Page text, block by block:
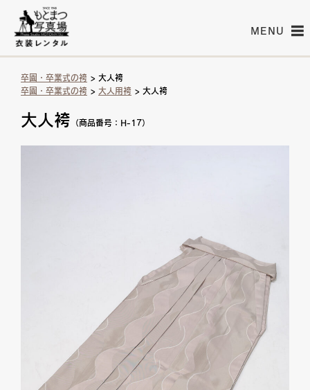
MENU
卒園・卒業式の袴 > 大人袴
卒園・卒業式の袴 > 大人用袴 > 大人袴
大人袴 （商品番号：H-17）